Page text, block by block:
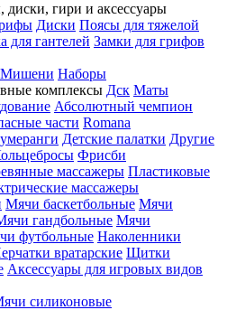
диски, гири и аксессуары
Диски Поясы для тяжелой
для гантелей Замки для грифов
Мишени Наборы
комплексы Дск Маты
Абсолютный чемпион
части Romana
Детские палатки Другие
Фрисби
массажеры Пластиковые
массажеры
Мячи баскетбольные Мячи
гандбольные Мячи
футбольные Наколенники
вратарские Щитки
Аксессуары для игровых видов
силиконовые